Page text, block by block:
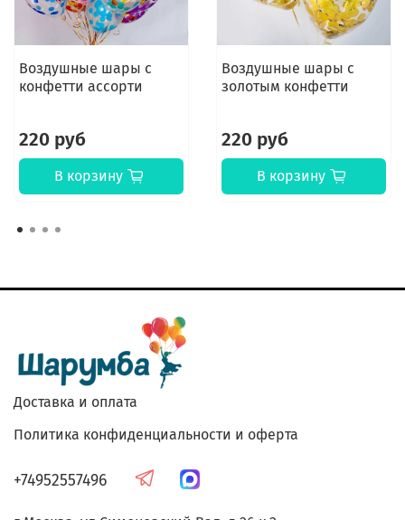
Воздушные шары с
конфетти ассорти
220 руб
В корзину
Воздушные шары с
золотым конфетти
220 руб
В корзину
Доставка и оплата
Политика конфиденциальности и оферта
+74952557496